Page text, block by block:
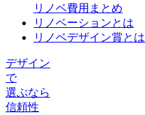
リノベ費用まとめ
リノベーションとは
リノベデザイン賞とは
デザイン
で
選ぶなら
信頼性